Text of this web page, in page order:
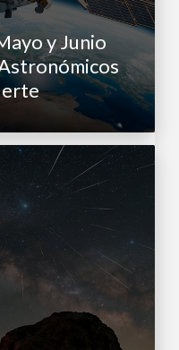
y Junio